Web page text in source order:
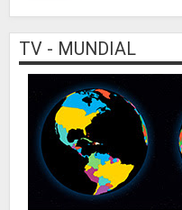
TV - MUNDIAL